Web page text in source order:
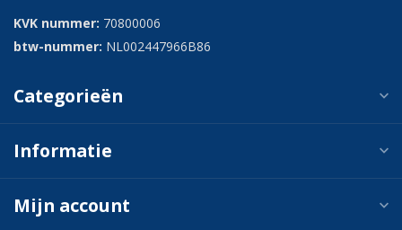
KVK nummer: 70800006
btw-nummer: NL002447966B86
Categorieën
Informatie
Mijn account